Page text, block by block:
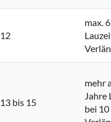
12
max.
13 bis 15
mehr
Jahre
bei